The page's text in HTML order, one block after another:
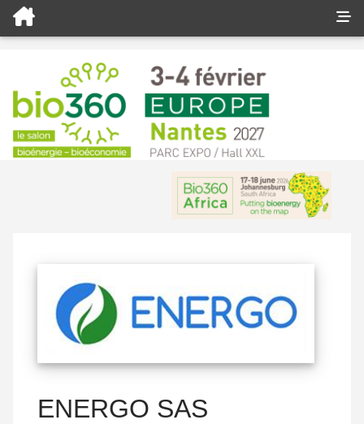
ENERGO SAS